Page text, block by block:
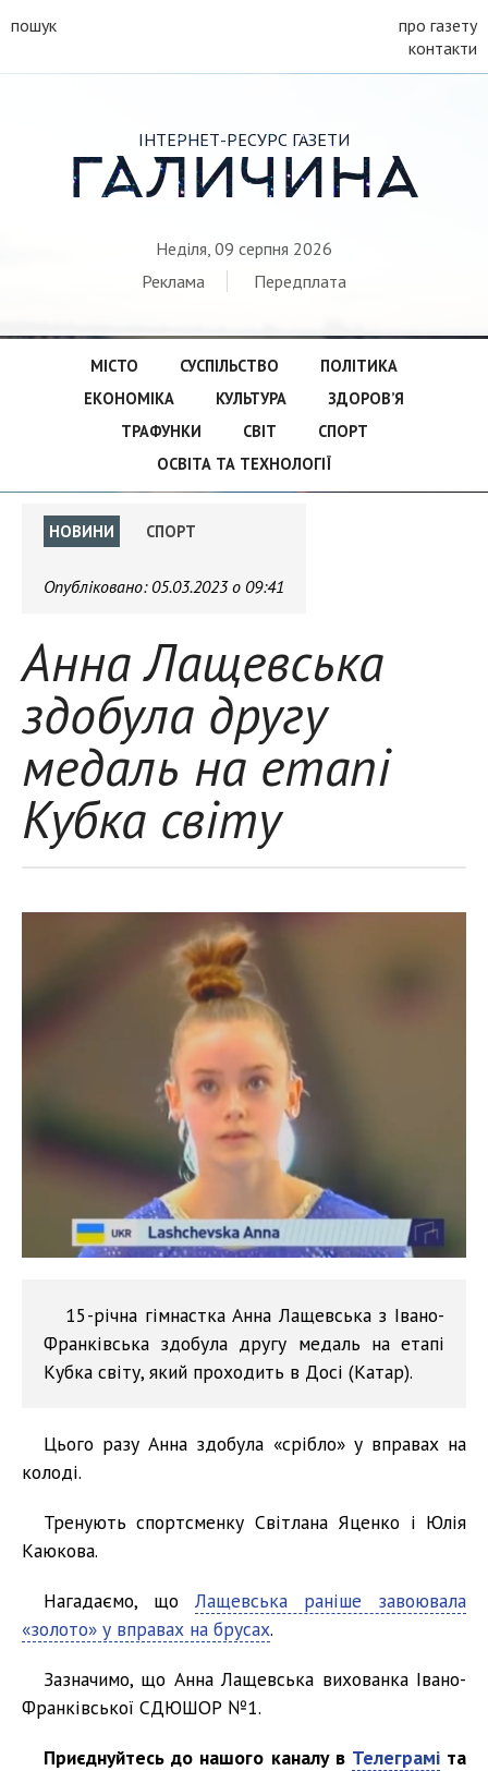
пошук
про газету
контакти
ІНТЕРНЕТ-РЕСУРС ГАЗЕТИ
ГАЛИЧИНА
Неділя, 09 серпня 2026
Реклама
Передплата
МІСТО СУСПІЛЬСТВО
ПОЛІТИКА
ЕКОНОМІКА
КУЛЬТУРА
ЗДОРОВ’Я
ТРАФУНКИ
СВІТ
СПОРТ
ОСВІТА ТА ТЕХНОЛОГІЇ
НОВИНИ СПОРТ
Опубліковано: 05.03.2023 о 09:41
Анна Лащевська
здобула другу
медаль на етапі
Кубка світу
15-річна гімнастка Анна Лащевська з Івано-
Франківська здобула другу медаль на етапі
Кубка світу, який проходить в Досі (Катар).
Цього разу Анна здобула «срібло» у вправах на
колоді.
Тренують спортсменку Світлана Яценко і Юлія
Каюкова.
Нагадаємо, що Лащевська раніше завоювала
«золото» у вправах на брусах.
Зазначимо, що Анна Лащевська вихованка Івано-
Франківської СДЮШОР №1.
Приєднуйтесь до нашого каналу в Телеграміта